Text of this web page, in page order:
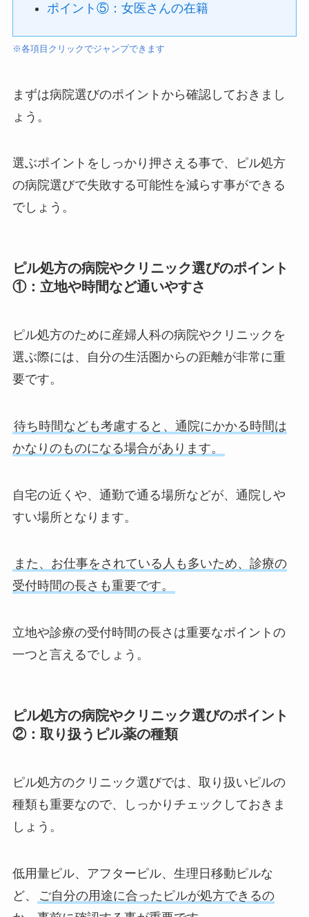
ポイント⑤：女医さんの在籍
※各項目クリックでジャンプできます
まずは病院選びのポイントから確認しておきまし
ょう。
選ぶポイントをしっかり押さえる事で、ピル処方
の病院選びで失敗する可能性を減らす事ができる
でしょう。
ピル処方の病院やクリニック選びのポイント
①：立地や時間など通いやすさ
ピル処方のために産婦人科の病院やクリニックを
選ぶ際には、自分の生活圏からの距離が非常に重
要です。
待ち時間なども考慮すると、通院にかかる時間は
かなりのものになる場合があります。
自宅の近くや、通勤で通る場所などが、通院しや
すい場所となります。
また、お仕事をされている人も多いため、診療の
受付時間の長さも重要です。
立地や診療の受付時間の長さは重要なポイントの
一つと言えるでしょう。
ピル処方の病院やクリニック選びのポイント
②：取り扱うピル薬の種類
ピル処方のクリニック選びでは、取り扱いピルの
種類も重要なので、しっかりチェックしておきま
しょう。
低用量ピル、アフターピル、生理日移動ピルな
ど、
ご自分の用途に合ったピルが処方できるの